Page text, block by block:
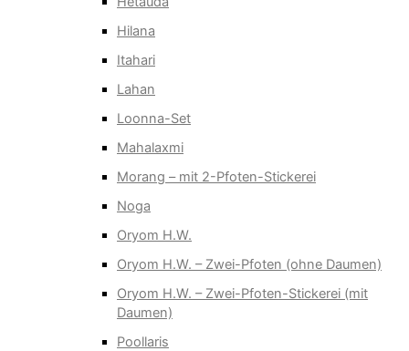
Hilana
Itahari
Lahan
Loonna-Set
Mahalaxmi
Morang – mit 2-Pfoten-Stickerei
Noga
Oryom H.W.
Oryom H.W. – Zwei-Pfoten (ohne Daumen)
Oryom H.W. – Zwei-Pfoten-Stickerei (mit
Daumen)
Poollaris